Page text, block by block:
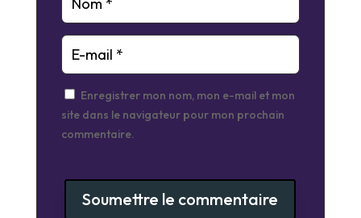
Enregistrer mon nom, mon e-mail et mon
site dans le navigateur pour mon prochain
commentaire.
Soumettre le commentaire